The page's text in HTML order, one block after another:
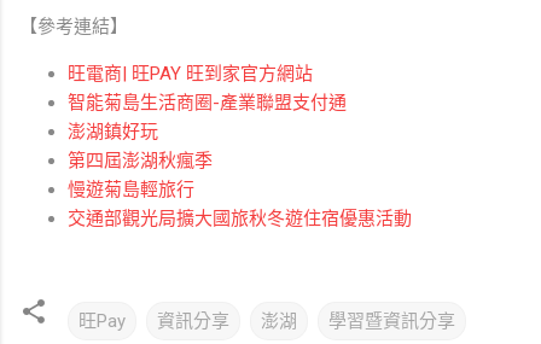
【參考連結】
旺電商| 旺PAY 旺到家官方網站
智能菊島生活商圈-產業聯盟支付通
澎湖鎮好玩
第四屆澎湖秋瘋季
慢遊菊島輕旅行
交通部觀光局擴大國旅秋冬遊住宿優惠活動
旺Pay 資訊分享 澎湖 學習暨資訊分享